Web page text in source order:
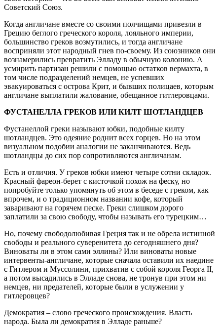
Советский Союз.
Когда англичане вместе со своими полчищами привезли в
Грецию беглого греческого короля, лояльного империи,
большинство греков возмутились, и тогда англичане
восприняли этот народный гнев по-своему. Из союзников они
вознамерились превратить Элладу в обычную колонию. А
усмирить партизан решили с помощью остатков вермахта, в
том числе подразделений немцев, не успевших
эвакуироваться с острова Крит, и бывших полицаев, которым
англичане выплатили жалование, обещанное гитлеровцами.
ФУСТАНЕЛЛА ГРЕКОВ ИЛИ КИЛТ ШОТЛАНДЦЕВ
Фустанеллой греки называют юбки, подобные килту
шотландцев. Это одеяние роднит всех горцев. Но на этом
визуальном подобии аналогии не заканчиваются. Ведь
шотландцы до сих пор сопротивляются англичанам.
Есть и отличия. У греков юбки имеют четыре сотни складок.
Красный фареон-берет с кисточкой похож на феску, но
попробуйте только упомянуть об этом в беседе с греком, как
впрочем, и о традиционном названии кофе, который
заваривают на горячем песке. Греки слишком дорого
заплатили за свою свободу, чтобы называть его турецким…
Но, почему свободолюбивая Греция так и не обрела истинной
свободы и реального суверенитета до сегодняшнего дня?
Виноваты ли в этом сами эллины? Или виноваты новые
интервенты-англичане, которые сначала оставили их наедине
с Гитлером и Муссолини, прихватив с собой короля Георга II,
а потом высадились в Элладе снова, не тронув при этом ни
немцев, ни предателей, которые были в услужении у
гитлеровцев?
Демократия – слово греческого происхождения. Власть
народа. Была ли демократия в Элладе раньше?